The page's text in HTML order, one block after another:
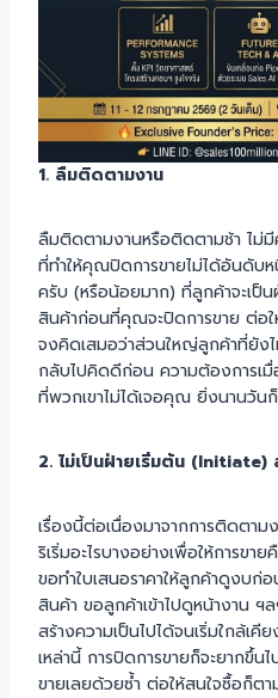
1. ลืมติดตามงาน
ลืมติดตามงานหรือติดตามช้า ไม่มี
ที่ทำให้คุณปิดการขายไม่ได้อันดับ
ครับ (หรือน้อยมาก) ที่ลูกค้าจะเ
สินค้าก่อนที่คุณจะปิดการขาย ต่อ
จงคิดเสมอว่าส่วนใหญ่ลูกค้าที่ยัง
กลับไปคิดดีก่อน ความต้องการเ
ที่พวกเขาไม่ได้เจอคุณ ยิ่งนานวั
2. ไม่เป็นฝ่ายเริ่มต้น (Initiate)
เรื่องนี้ต่อเนื่องมาจากการติดตา
ริเริ่มอะไรบางอย่างเพื่อให้การข
ขอทำใบเสนอราคาให้ลูกค้าดูงบก่
สินค้า ขอลูกค้าเข้าไปดูหน้างาน
สร้างความเป็นไปได้จนเริ่มใกล้เ
เหล่านี้ การปิดการขายก็จะยากขึ้น
ขายเลยด้วยซ้ำ ต่อให้สนใจซื้อก็ต